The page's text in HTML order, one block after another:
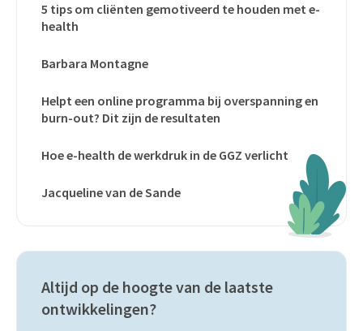
5 tips om cliënten gemotiveerd te houden met e-
health
Barbara Montagne
Helpt een online programma bij overspanning en
burn-out? Dit zijn de resultaten
Hoe e-health de werkdruk in de GGZ verlicht
Jacqueline van de Sande
Altijd op de hoogte van de laatste
ontwikkelingen?